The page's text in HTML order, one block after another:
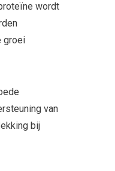
wordt
groei
van
bij